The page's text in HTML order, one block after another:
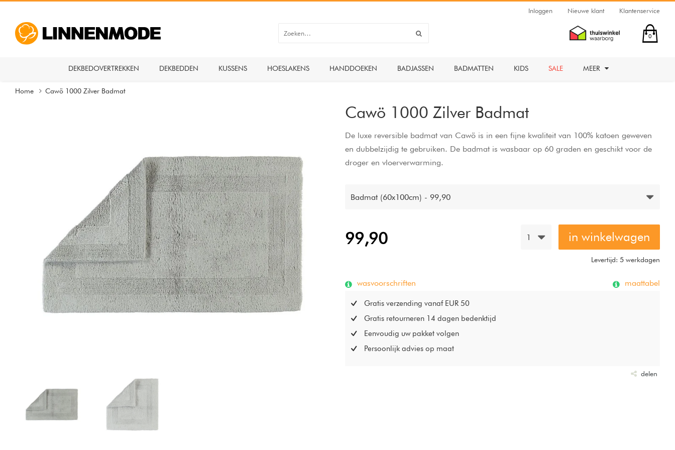
Inloggen Nieuwe klant Klantenservice
0
DEKBEDOVERTREKKEN DEKBEDDEN KUSSENS HOESLAKENS HANDDOEKEN BADJASSEN BADMATTEN KIDS SALE MEER
Home Cawö 1000 Zilver Badmat
Cawö 1000 Zilver Badmat
De luxe reversible badmat van Cawö is in een fijne kwaliteit van 100% katoen geweven
en dubbelzijdig te gebruiken. De badmat is wasbaar op 60 graden en geschikt voor de
droger en vloerverwarming.
Badmat (60x100cm) - 99,90
99,90 1 in winkelwagen
Levertijd: 5 werkdagen
wasvoorschriften maattabel
Gratis verzending vanaf EUR 50
Gratis retourneren 14 dagen bedenktijd
Eenvoudig uw pakket volgen
Persoonlijk advies op maat
delen